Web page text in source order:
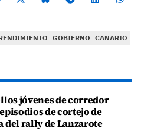
GOBIERNO CANARIO
jóvenes de corredor
de cortejo de
del rally de Lanzarote